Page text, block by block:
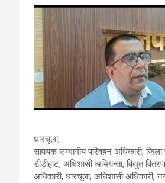
at
s
A
p
ce
b
o
o
k
tt
er
ail
n
g
er
धारचूला,
सहायक सम्भागीय परिवहन अधिकारी,
डीडीहाट, अधिशासी अभियन्ता, विद्युत
अधिकारी, धारचूला, अधिशासी अधिकारी,